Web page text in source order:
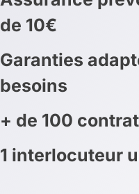
de 10€
Garanties
besoins
+ de 100
1 interlocuteur